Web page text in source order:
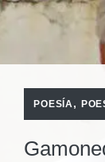
POESÍA,